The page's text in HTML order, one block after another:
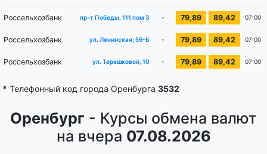
Россельхозбанк пр-т Победы, 111 пом 3 - 79,89 89,42 07:00
Россельхозбанк ул. Ленинская, 59-Б - 79,89 89,42 07:00
Россельхозбанк ул. Терешковой, 10 - 79,89 89,42 07:00
* Телефонный код города Оренбурга 3532
Оренбург - Курсы обмена валют
на вчера 07.08.2026